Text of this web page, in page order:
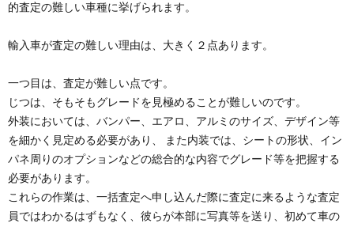
的査定の難しい車種に挙げられます。
輸入車が査定の難しい理由は、大きく２点あります。
一つ目は、査定が難しい点です。
じつは、そもそもグレードを見極めることが難しいのです。
外装においては、バンパー、エアロ、アルミのサイズ、デザイン等
を細かく見定める必要があり、 また内装では、シートの形状、イン
パネ周りのオプションなどの総合的な内容でグレード等を把握する
必要があります。
これらの作業は、一括査定へ申し込んだ際に査定に来るような査定
員ではわかるはずもなく、彼らが本部に写真等を送り、初めて車の